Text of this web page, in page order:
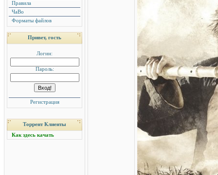
Правила
ЧаВо
Форматы файлов
Привет, гость
Логин:
Пароль:
Регистрация
Торрент Клиенты
Как здесь качать